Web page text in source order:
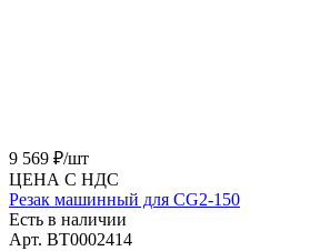
9 569 ₽/шт
ЦЕНА С НДС
Резак машинный для CG2-150
Есть в наличии
Арт. BT0002414